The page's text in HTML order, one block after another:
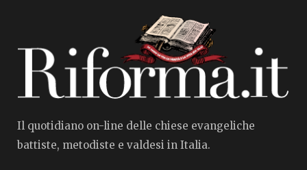
Il quotidiano on-line delle chiese evangeliche
battiste, metodiste e valdesi in Italia.